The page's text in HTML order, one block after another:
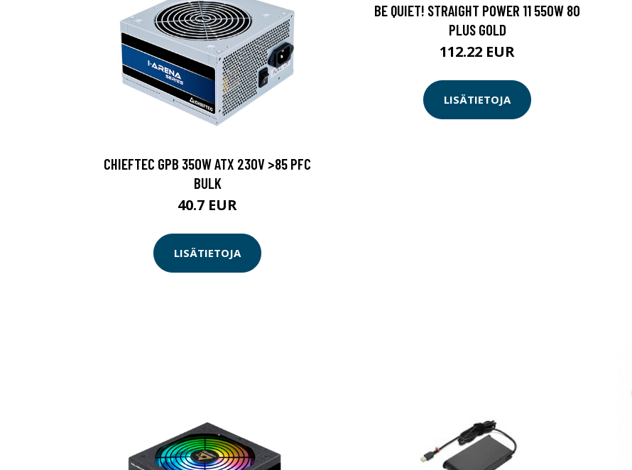
CHIEFTEC GPB 350W ATX 230V >85 PFC
BULK
40.7 EUR
LISÄTIETOJA
BE QUIET! STRAIGHT POWER 11 550W 80
PLUS GOLD
112.22 EUR
LISÄTIETOJA